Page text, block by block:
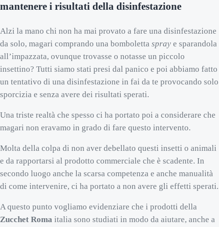
mantenere i risultati della disinfestazione
Alzi la mano chi non ha mai provato a fare una disinfestazione
da solo, magari comprando una bombolettaspray e sparandola
all’impazzata, ovunque trovasse o notasse un piccolo
insettino? Tutti siamo stati presi dal panico e poi abbiamo fatto
un tentativo di una disinfestazione in fai da te provocando solo
sporcizia e senza avere dei risultati sperati.
Una triste realtà che spesso ci ha portato poi a considerare che
magari non eravamo in grado di fare questo intervento.
Molta della colpa di non aver debellato questi insetti o animali
e da rapportarsi al prodotto commerciale che è scadente. In
secondo luogo anche la scarsa competenza e anche manualità
di come intervenire, ci ha portato a non avere gli effetti sperati.
A questo punto vogliamo evidenziare che i prodotti della
Zucchet Roma italia sono studiati in modo da aiutare, anche a